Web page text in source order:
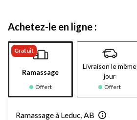
Achetez-le en ligne :
Gratuit
Ramassage
Offert
Livraison le même
jour
Offert
Ramassage à Leduc, AB